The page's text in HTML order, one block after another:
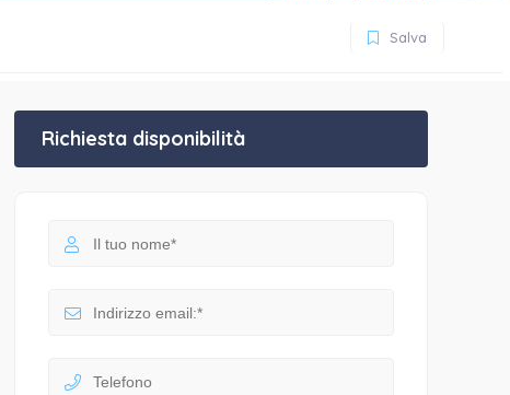
Salva
Richiesta disponibilità